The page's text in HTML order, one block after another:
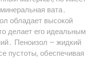
вата․
обладает высокой
делает его идеальным
Пеноизол – жидкий
пустоты, обеспечивая